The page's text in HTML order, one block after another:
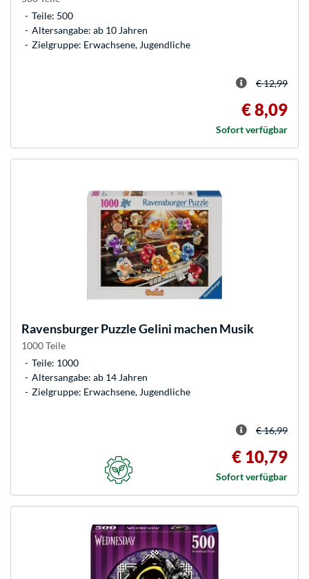
Teile: 500
Altersangabe: ab 10 Jahren
Zielgruppe: Erwachsene, Jugendliche
€ 12,99
€ 8,09
Sofort verfügbar
RavensburgerPuzzle Gelini machen Musik
1000 Teile
Teile: 1000
Altersangabe: ab 14 Jahren
Zielgruppe: Erwachsene, Jugendliche
€ 16,99
€ 10,79
Sofort verfügbar